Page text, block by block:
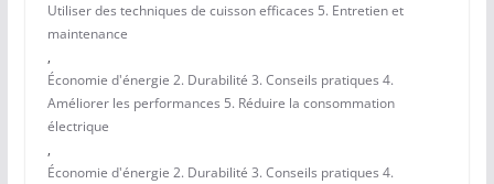
Utiliser des techniques de cuisson efficaces 5. Entretien et
maintenance
,
Économie d'énergie 2. Durabilité 3. Conseils pratiques 4.
Améliorer les performances 5. Réduire la consommation
électrique
,
Économie d'énergie 2. Durabilité 3. Conseils pratiques 4.